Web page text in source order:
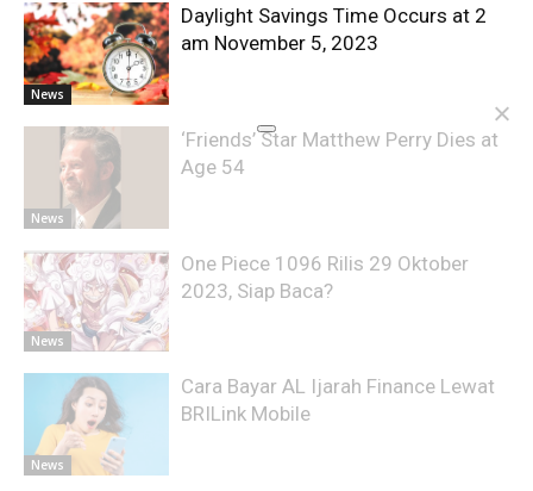
News
Daylight Savings Time Occurs at 2
am November 5, 2023
News
‘Friends’ Star Matthew Perry Dies at
Age 54
News
One Piece 1096 Rilis 29 Oktober
2023, Siap Baca?
News
Cara Bayar AL Ijarah Finance Lewat
BRILink Mobile